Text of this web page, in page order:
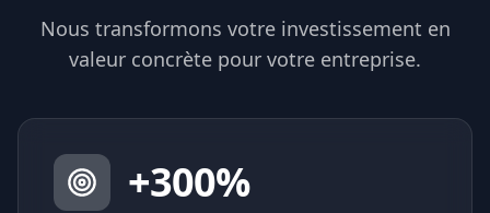
Nous transformons votre investissement en
valeur concrète pour votre entreprise.
+300%